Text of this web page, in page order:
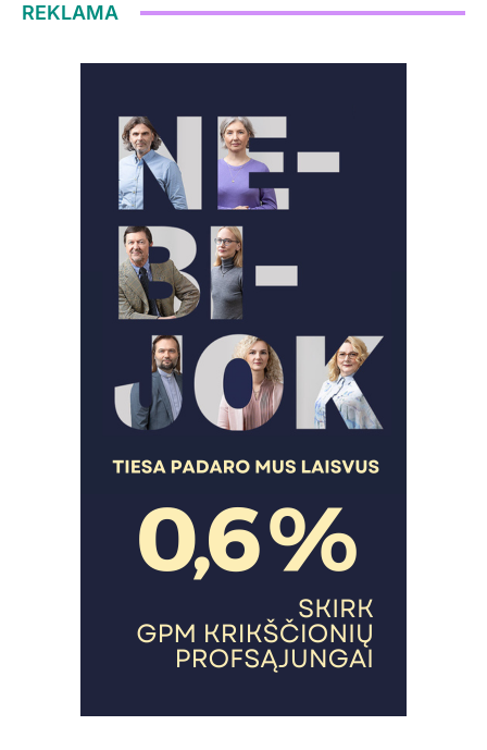
REKLAMA